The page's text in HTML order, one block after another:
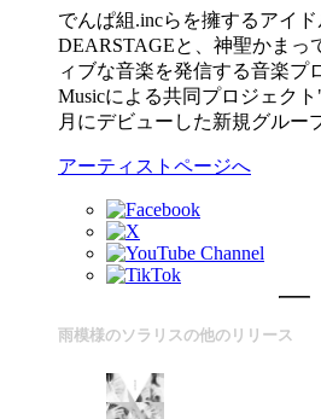
でんぱ組.incらを擁するアイ
DEARSTAGEと、神聖かまっ
ィブな音楽を発信する音楽プ
Musicによる共同プロジェク
月にデビューした新規グルー
アーティストページへ
雨模様のソラリスの他のリリース